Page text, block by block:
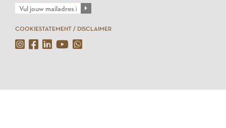
COOKIESTATEMENT / DISCLAIMER